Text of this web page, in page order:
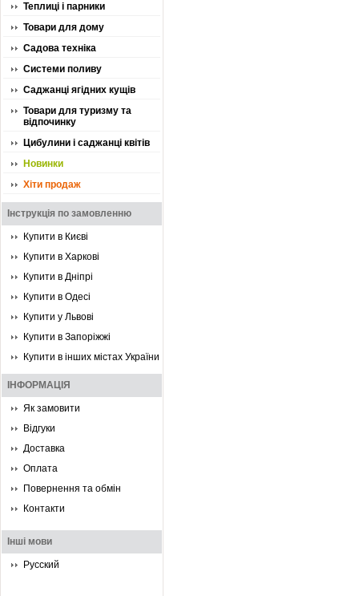
Теплиці і парники
Товари для дому
Садова техніка
Системи поливу
Саджанці ягідних кущів
Товари для туризму та
відпочинку
Цибулини і саджанці квітів
Новинки
Хіти продаж
Інструкція по замовленню
Купити в Києві
Купити в Харкові
Купити в Дніпрі
Купити в Одесі
Купити у Львові
Купити в Запоріжжі
Купити в інших містах України
ІНФОРМАЦІЯ
Як замовити
Відгуки
Доставка
Оплата
Повернення та обмін
Контакти
Інші мови
Русский